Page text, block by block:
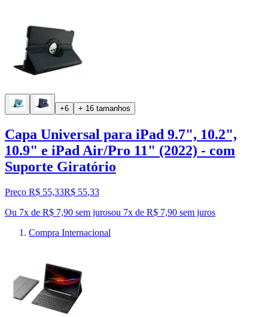
+6 + 16 tamanhos
Capa Universal para iPad 9.7", 10.2",
10.9" e iPad Air/Pro 11" (2022) - com
Suporte Giratório
Preço R$ 55,33R$ 55,33
Ou 7x de R$ 7,90 sem jurosou 7x de R$ 7,90 sem juros
Compra Internacional